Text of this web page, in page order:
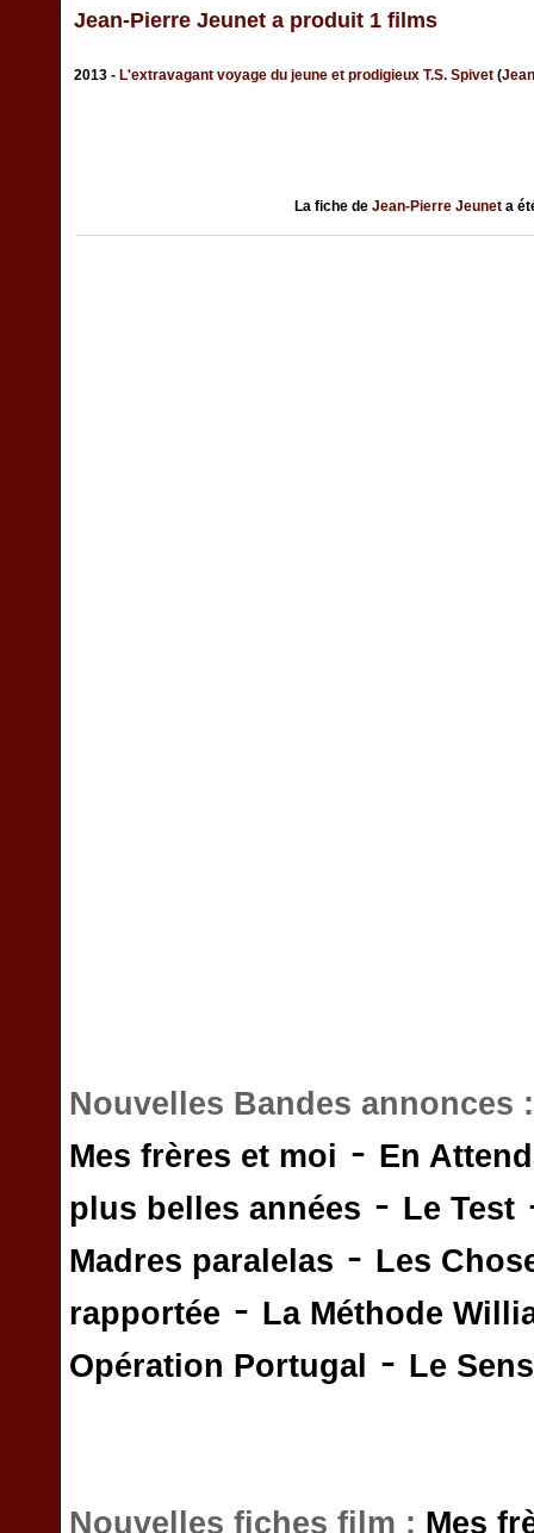
Jean-Pierre Jeunet a produit 1 films
2013 - L'extravagant voyage du jeune et prodigieux T.S. Spivet (
La fiche de Jean-Pierre Jeunet a
Nouvelles Bandes annonces
Mes frères et moi - En
plus belles années - Le Test
Madres paralelas - Les
rapportée - La Méthode
Opération Portugal
- Le
Nouvelles fiches film : Mes